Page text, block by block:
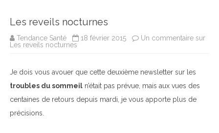
Les reveils nocturnes
Tendance Santé 18 février 2015 Un commentaire sur
Les reveils nocturnes
Je dois vous avouer que cette deuxième newsletter sur les
troubles du sommeil n’était pas prévue, mais aux vues des
centaines de retours depuis mardi, je vous apporte plus de
précisions.